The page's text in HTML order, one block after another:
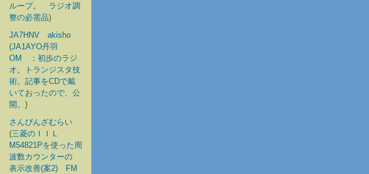
ループ。 ラジオ調
整の必需品)
JA7HNV akisho
(JA1AYO丹羽
OM ：初歩のラジ
オ。トランジスタ技
術。記事をCDで戴
いておったので、公
開。 )
さんぴんざむらい
(三菱のＩＩＬ
M54821Pを使った周
波数カウンターの
表示改善(案2) FM